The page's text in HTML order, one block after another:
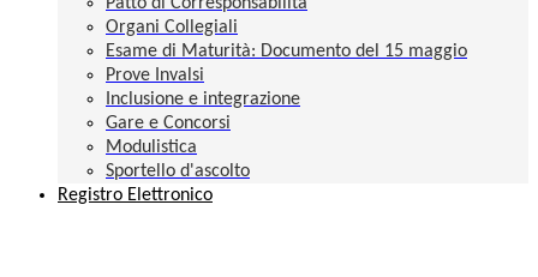
Patto di Corresponsabilità
Organi Collegiali
Esame di Maturità: Documento del 15 maggio
Prove Invalsi
Inclusione e integrazione
Gare e Concorsi
Modulistica
Sportello d'ascolto
Registro Elettronico